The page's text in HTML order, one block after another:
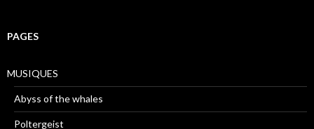
PAGES
MUSIQUES
Abyss of the whales
Poltergeist